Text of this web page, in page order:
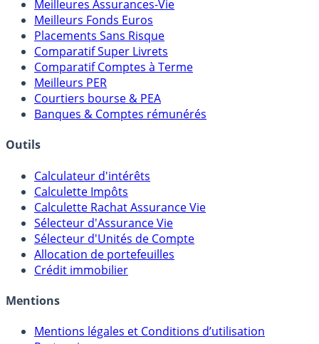
Meilleures Assurances-Vie
Meilleurs Fonds Euros
Placements Sans Risque
Comparatif Super Livrets
Comparatif Comptes à Terme
Meilleurs PER
Courtiers bourse & PEA
Calculateur d'intérêts
Calculette Impôts
Calculette Rachat Assurance Vie
Sélecteur d'Assurance Vie
Sélecteur d'Unités de Compte
Allocation de portefeuilles